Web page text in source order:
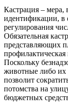
Кастрация –
идентификации, в
регулирования
Обязательная
представляющих
Поскольку
животные либо их
позволит
потомства на
бюджетных